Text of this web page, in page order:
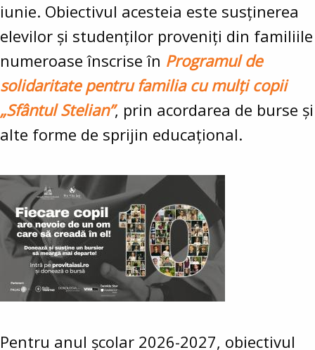
iunie. Obiectivul acesteia este susținerea
elevilor și studenților proveniți din familiile
numeroase înscrise în Programul de
solidaritate pentru familia cu mulți copii
„Sfântul Stelian”, prin acordarea de burse și
alte forme de sprijin educațional.
Pentru anul școlar 2026-2027, obiectivul